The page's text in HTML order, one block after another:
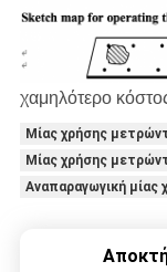
χαμηλότερο
Μίας χρήσης
Μίας χρήσης
Αναπαραγωγική μίας